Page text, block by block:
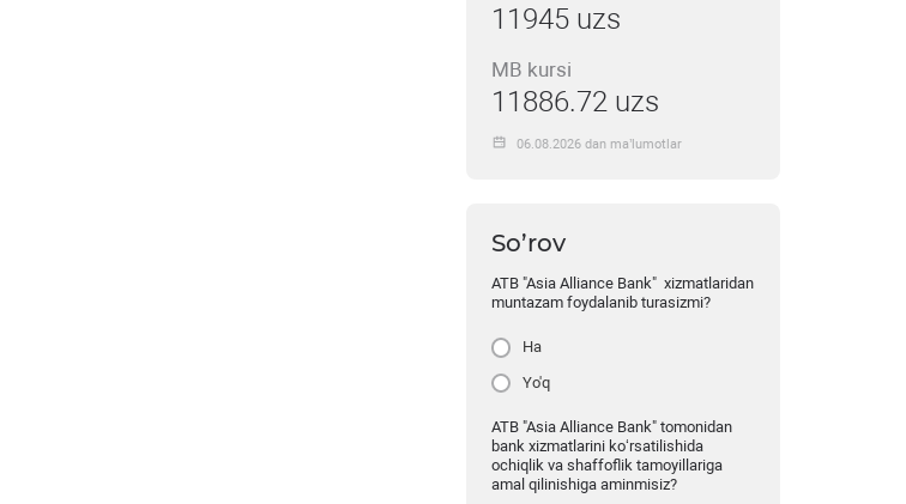
11945 uzs
MB kursi
11886.72 uzs
06.08.2026 dan ma’lumotlar
So’rov
ATB "Asia Alliance Bank" xizmatlaridan
muntazam foydalanib turasizmi?
Ha
Yo'q
ATB "Asia Alliance Bank" tomonidan
bank xizmatlarini ko‘rsatilishida
ochiqlik va shaffoflik tamoyillariga
amal qilinishiga aminmisiz?